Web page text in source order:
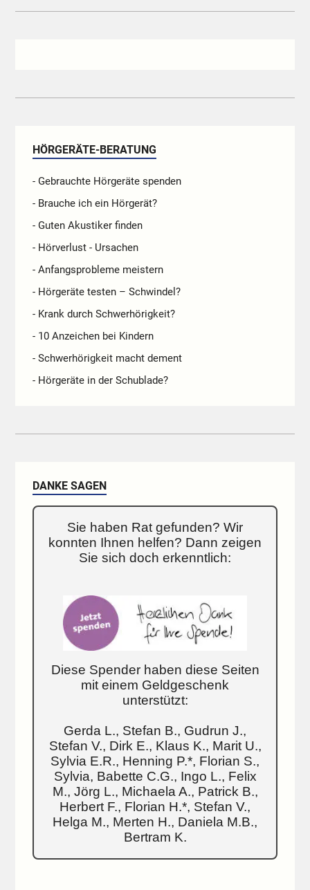
HÖRGERÄTE-BERATUNG
- Gebrauchte Hörgeräte spenden
- Brauche ich ein Hörgerät?
- Guten Akustiker finden
- Hörverlust - Ursachen
- Anfangsprobleme meistern
- Hörgeräte testen – Schwindel?
- Krank durch Schwerhörigkeit?
- 10 Anzeichen bei Kindern
- Schwerhörigkeit macht dement
- Hörgeräte in der Schublade?
DANKE SAGEN
Sie haben Rat gefunden? Wir
konnten Ihnen helfen? Dann zeigen
Sie sich doch erkenntlich:
Diese Spender haben diese Seiten
mit einem Geldgeschenk
unterstützt:
Gerda L., Stefan B., Gudrun J.,
Stefan V., Dirk E., Klaus K., Marit U.,
Sylvia E.R., Henning P.*, Florian S.,
Sylvia, Babette C.G., Ingo L., Felix
M., Jörg L., Michaela A., Patrick B.,
Herbert F., Florian H.*, Stefan V.,
Helga M., Merten H., Daniela M.B.,
Bertram K.